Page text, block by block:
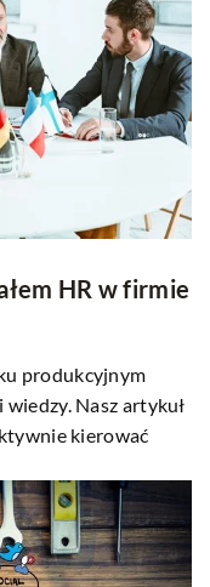
HR w firmie
produkcyjnym
Nasz artykuł
kierować